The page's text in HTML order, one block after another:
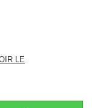
LE